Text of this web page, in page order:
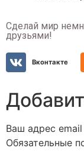
Сделай мир
друзьями!
Вконтакте
Ваш адрес email
Обязательные